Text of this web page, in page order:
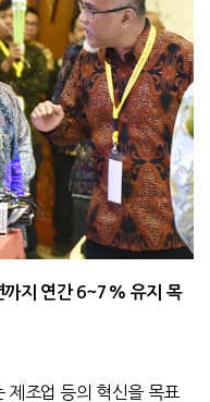
지 연간 6~7% 유지 목
제조업 등의 혁신을 목표